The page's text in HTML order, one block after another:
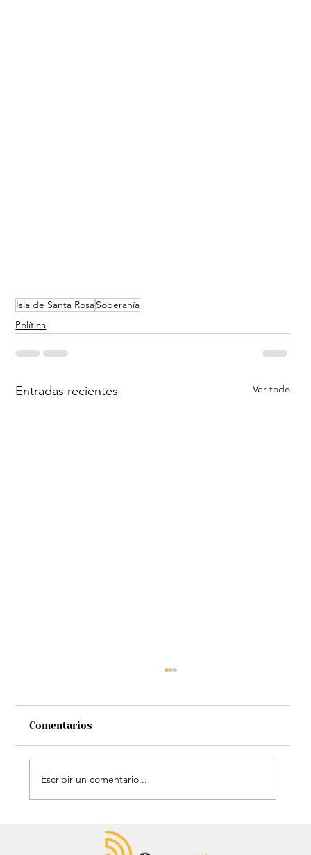
Isla de Santa RosaSoberanía
Política
Entradas recientes Ver todo
Mauricio Lizcano apuesta por la
ciencia: Anuncia a investigador del
Comentarios
Escribir un comentario...